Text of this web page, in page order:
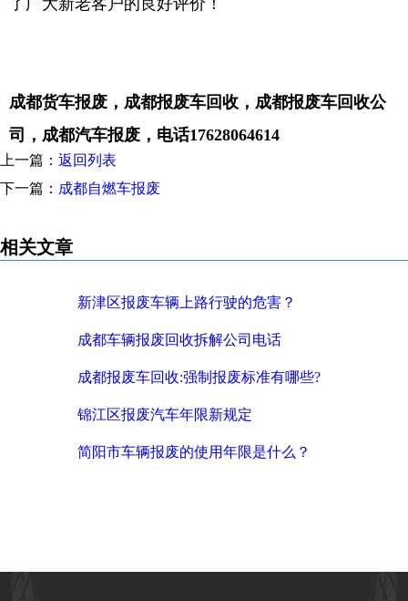
了广大新老客户的良好评价！
成都货车报废，成都报废车回收，成都报废车回收公
司，成都汽车报废，电话17628064614
上一篇： 返回列表
下一篇： 成都自燃车报废
相关文章
新津区报废车辆上路行驶的危害？
成都车辆报废回收拆解公司电话
成都报废车回收:强制报废标准有哪些?
锦江区报废汽车年限新规定
简阳市车辆报废的使用年限是什么？